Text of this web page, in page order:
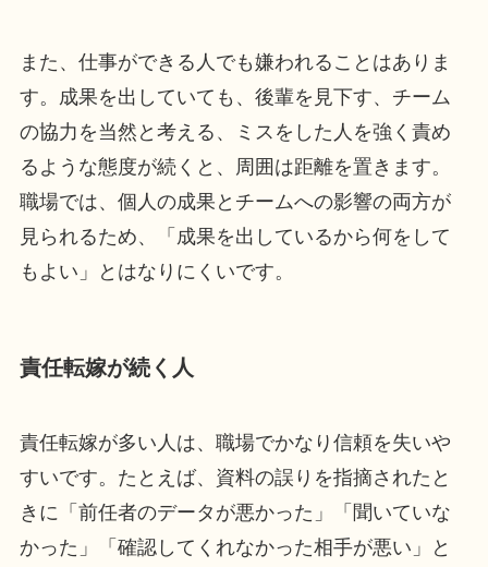
また、仕事ができる人でも嫌われることはありま
す。成果を出していても、後輩を見下す、チーム
の協力を当然と考える、ミスをした人を強く責め
るような態度が続くと、周囲は距離を置きます。
職場では、個人の成果とチームへの影響の両方が
見られるため、「成果を出しているから何をして
もよい」とはなりにくいです。
責任転嫁が続く人
責任転嫁が多い人は、職場でかなり信頼を失いや
すいです。たとえば、資料の誤りを指摘されたと
きに「前任者のデータが悪かった」「聞いていな
かった」「確認してくれなかった相手が悪い」と